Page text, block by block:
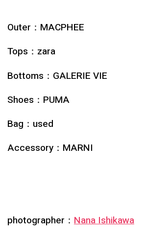
Outer： MACPHEE
Tops： zara
Bottoms： GALERIE VIE
Shoes： PUMA
Bag： used
Accessory： MARNI
photographer： Nana Ishikawa